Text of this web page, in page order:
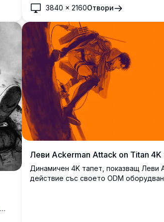
плот.3840 ×2160Отвори
Лeви Ackerman Attack on Titan 4K
Динамичен 4K тапет, показващ Леви
действие със своето ODM